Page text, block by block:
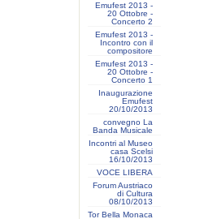
Emufest 2013 -
20 Ottobre -
Concerto 2
Emufest 2013 -
Incontro con il
compositore
Emufest 2013 -
20 Ottobre -
Concerto 1
Inaugurazione
Emufest
20/10/2013
convegno La
Banda Musicale
Incontri al Museo
casa Scelsi
16/10/2013
VOCE LIBERA
Forum Austriaco
di Cultura
08/10/2013
Tor Bella Monaca